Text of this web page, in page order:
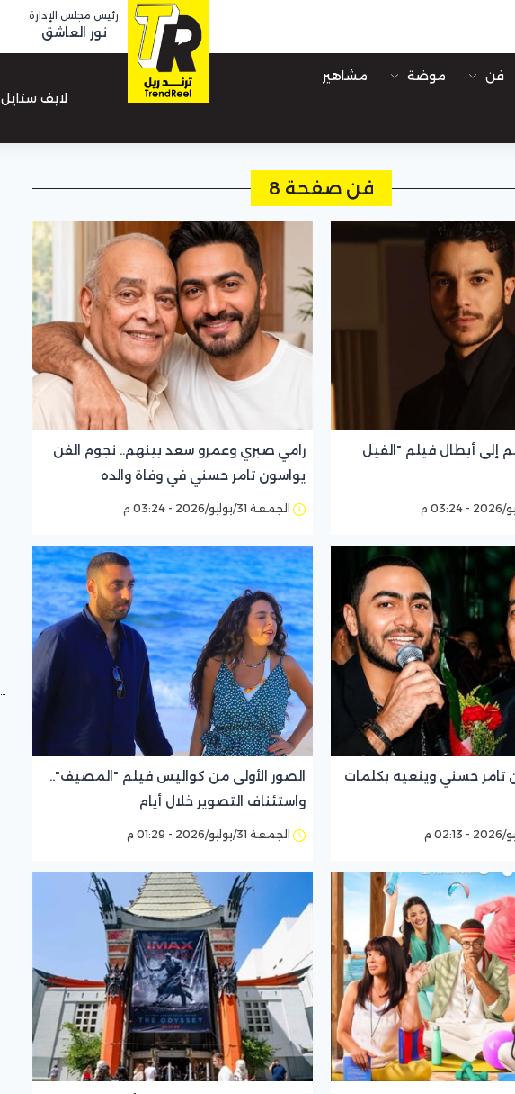
رئيس مجلس الإدارة
نور العاشق
فن موضة مشاهير
لايف ستايل
فن صفحة 8
إلى أبطال فيلم "الفيل
رامي صبري وعمرو سعد بينهم.. نجوم الفن
يواسون تامر حسني في وفاة والده
الجمعة 31/يوليو/2026 - 03:24 م
تامر حسني وينعيه بكلمات
الصور الأولى من كواليس فيلم "المصيف"..
واستئناف التصوير خلال أيام
الجمعة 31/يوليو/2026 - 01:29 م